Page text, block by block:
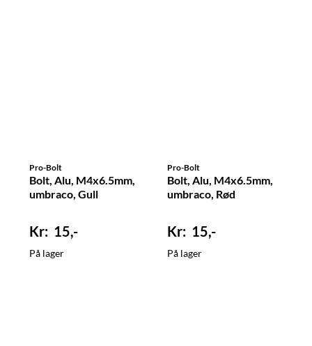
Pro-Bolt
Bolt, Alu, M4x6.5mm,
umbraco, Gull
15,-
På lager
Pro-Bolt
Bolt, Alu, M4x6.5mm,
umbraco, Rød
15,-
På lager